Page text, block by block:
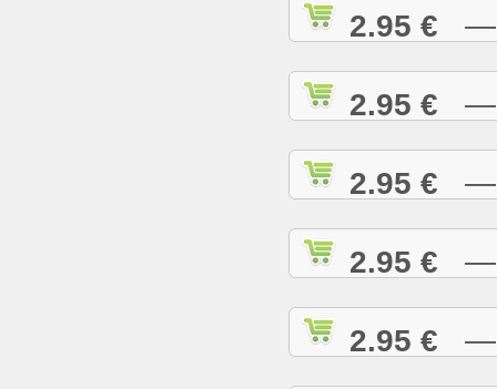
2.95 € —
2.95 € —
2.95 € —
2.95 € —
2.95 € —